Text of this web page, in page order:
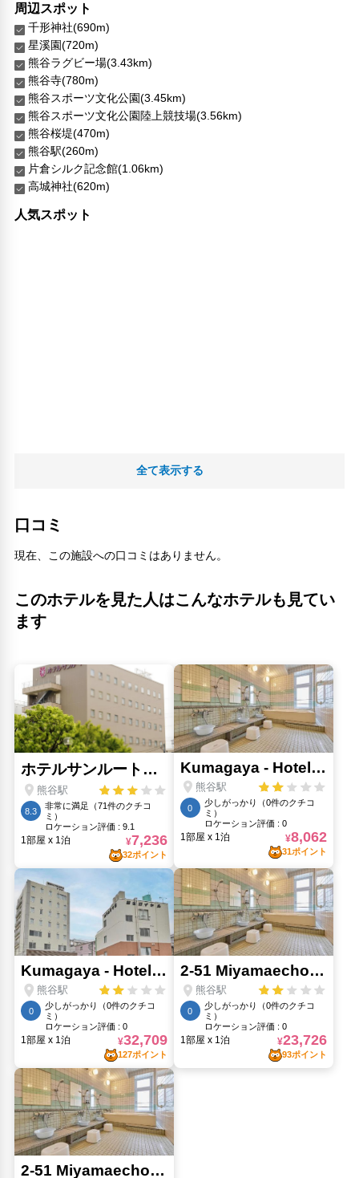
周辺スポット
千形神社(690m)
星溪園(720m)
熊谷ラグビー場(3.43km)
熊谷寺(780m)
熊谷スポーツ文化公園(3.45km)
熊谷スポーツ文化公園陸上競技場(3.56km)
熊谷桜堤(470m)
熊谷駅(260m)
片倉シルク記念館(1.06km)
高城神社(620m)
人気スポット
全て表示する
口コミ
現在、この施設への口コミはありません。
このホテルを見た人はこんなホテルも見てい
ます